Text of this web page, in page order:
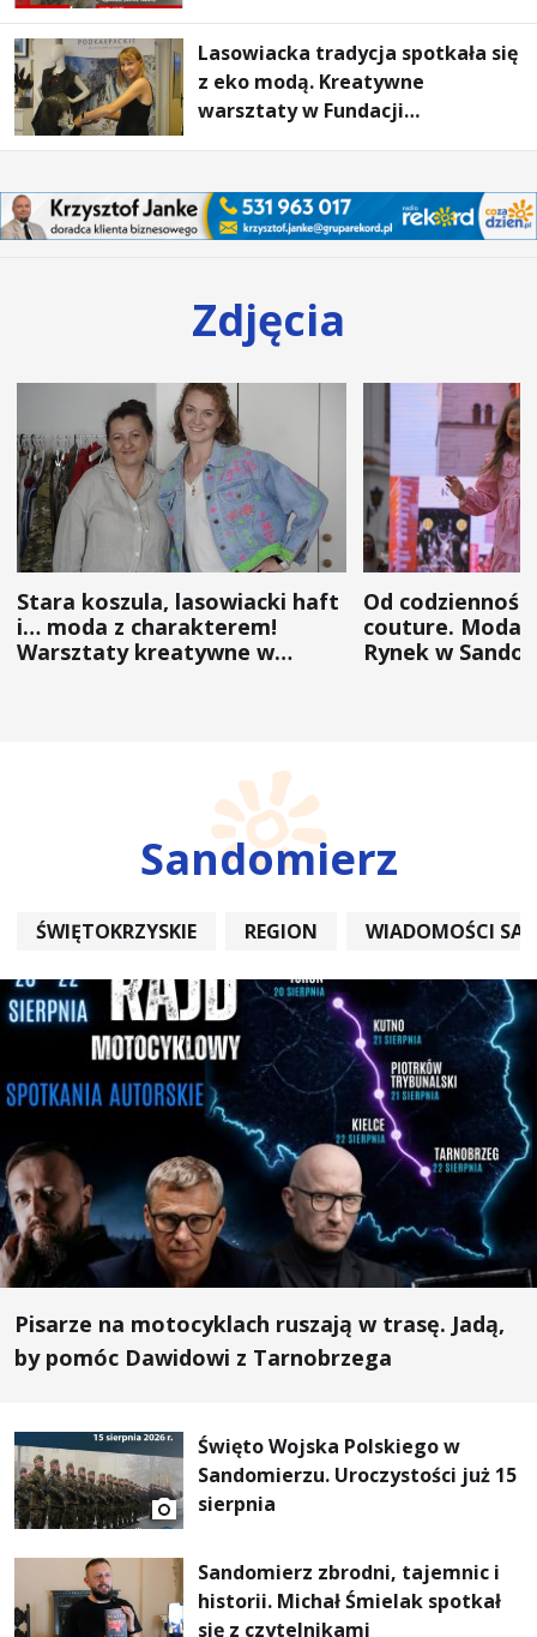
Lasowiacka tradycja spotkała się
z eko modą. Kreatywne
warsztaty w Fundacji
Zdjęcia
Stara koszula, lasowiacki haft
i… moda z charakterem!
Warsztaty kreatywne w
Od
couture. Moda
Rynek w
Sandomierz
ŚWIĘTOKRZYSKIE REGION WIADOMOŚCI
Pisarze na motocyklach ruszają w trasę. Jadą,
by pomóc Dawidowi z Tarnobrzega
Święto Wojska Polskiego w
Sandomierzu. Uroczystości już 15
sierpnia
Sandomierz zbrodni, tajemnic i
historii. Michał Śmielak spotkał
się z czytelnikami